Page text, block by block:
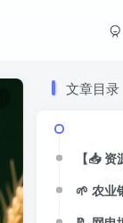
文章目录
【📥 资
🌱 农业